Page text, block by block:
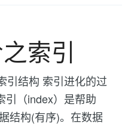
索引
引结构 索引进化的过
引（index）是帮助
结构(有序)。在数据